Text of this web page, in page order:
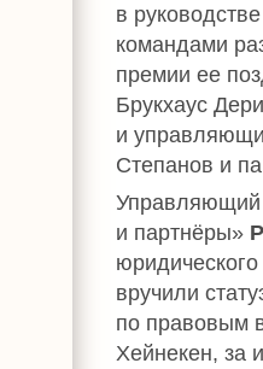
в
командами
премии ее
Брукхаус
и
Степанов и
Управляющий
и партнёры»
вручили
по правовым
Хейнекен, за